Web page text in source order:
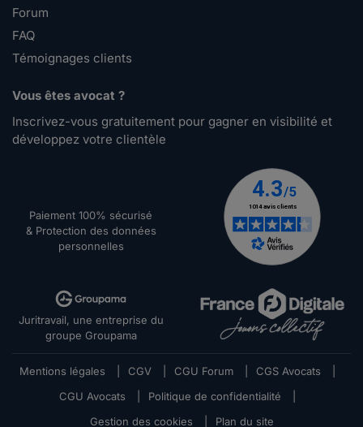
Forum
FAQ
Témoignages clients
Vous êtes avocat ?
Inscrivez-vous gratuitement pour gagner en visibilité et
développez votre clientèle
Paiement 100% sécurisé
& Protection des données
personnelles
Juritravail, une entreprise du
groupe Groupama
Mentions légales CGV CGU Forum CGS Avocats
CGU Avocats
Politique de confidentialité
Gestion des cookies
Plan du site